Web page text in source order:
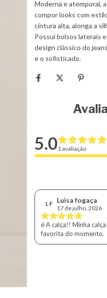
5.01 avaliação
L F Luisa fogaça
17 de julho, 2026
é A calça!! Minha calça
favorita do momento.